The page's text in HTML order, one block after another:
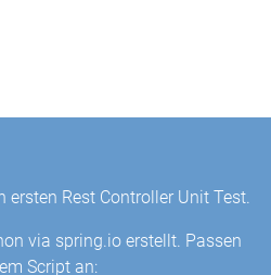
Rest Controller Unit Test.
via spring.io erstellt. Passen
Script an: